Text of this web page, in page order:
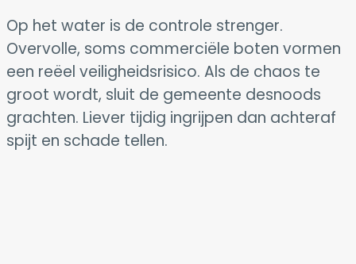
Op het water is de controle strenger.
Overvolle, soms commerciële boten vormen
een reëel veiligheidsrisico. Als de chaos te
groot wordt, sluit de gemeente desnoods
grachten. Liever tijdig ingrijpen dan achteraf
spijt en schade tellen.